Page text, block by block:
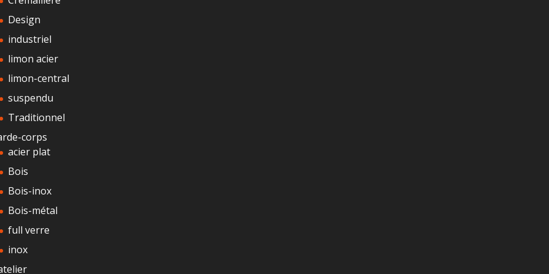
Design
industriel
limon acier
limon-central
suspendu
Traditionnel
corps
acier plat
Bois
Bois-inox
Bois-métal
full verre
inox